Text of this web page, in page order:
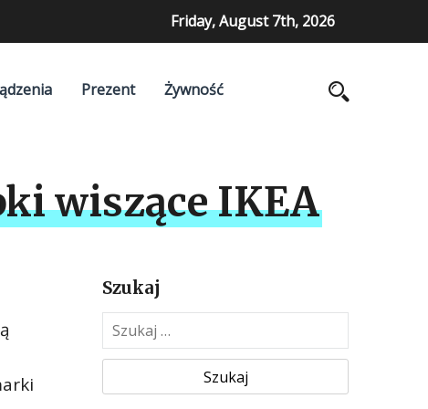
Friday, August 7th, 2026
Prezent Żywność
wiszące IKEA
Szukaj
z
k